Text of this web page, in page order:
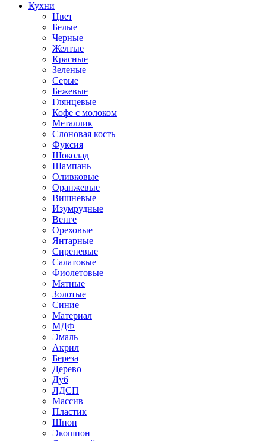
Кухни
Цвет
Белые
Черные
Желтые
Красные
Зеленые
Серые
Бежевые
Глянцевые
Кофе с молоком
Металлик
Слоновая кость
Фуксия
Шоколад
Шампань
Оливковые
Оранжевые
Вишневые
Изумрудные
Венге
Ореховые
Янтарные
Сиреневые
Салатовые
Фиолетовые
Мятные
Золотые
Синие
Материал
МДФ
Эмаль
Акрил
Береза
Дерево
Дуб
ЛДСП
Массив
Пластик
Шпон
Экошпон